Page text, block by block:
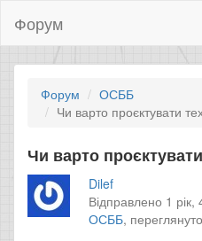
Форум
Форум
ОСББ
Чи варто проєктувати
Чи варто
Dilef
Відправлено 1 рік,
ОСББ,